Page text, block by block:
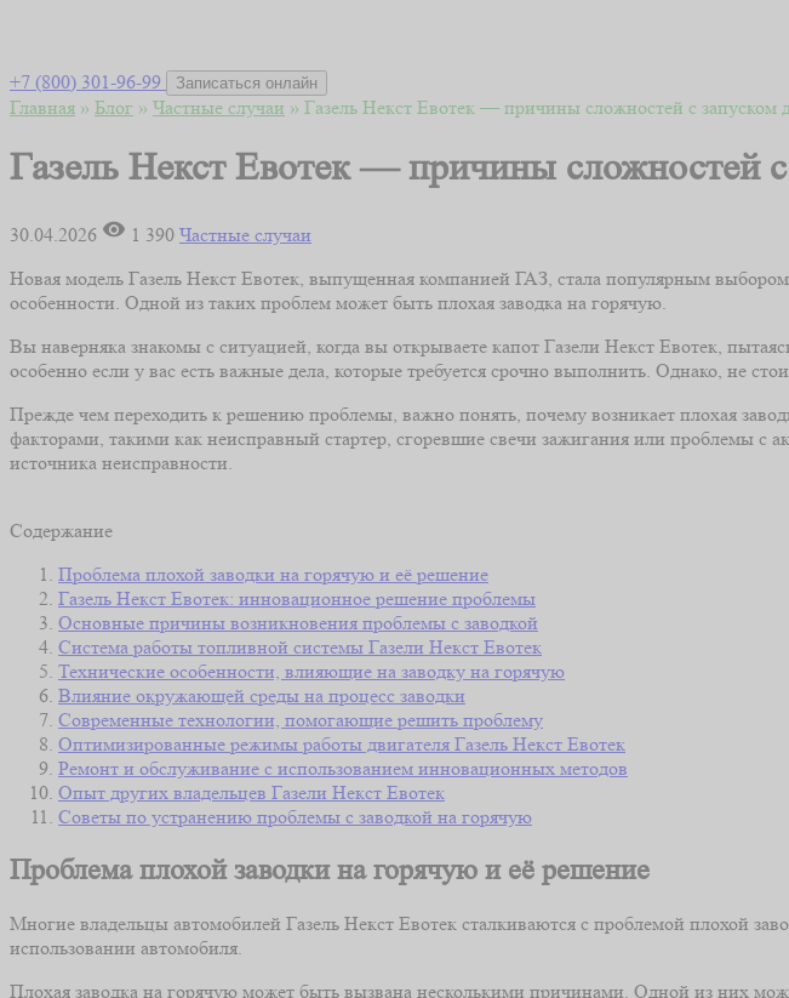
+7 (800) 301-96-99 Записаться онлайн
Главная » Блог » Частные случаи » Газель Некст Евотек — причины сложностей с запуском
Газель Некст Евотек — причины сложностей
30.04.2026 1 390 Частные случаи
Новая модель Газель Некст Евотек, выпущенная компанией ГАЗ, стала популярным
особенности. Одной из таких проблем может быть плохая заводка на горячую.
Вы наверняка знакомы с ситуацией, когда вы открываете капот Газели Некст Евотек,
особенно если у вас есть важные дела, которые требуется срочно выполнить. Однако, не
Прежде чем переходить к решению проблемы, важно понять, почему возникает плохая
факторами, такими как неисправный стартер, сгоревшие свечи зажигания или проблемы
источника неисправности.
Содержание
Проблема плохой заводки на горячую и её решение
Газель Некст Евотек: инновационное решение проблемы
Основные причины возникновения проблемы с заводкой
Система работы топливной системы Газели Некст Евотек
Технические особенности, влияющие на заводку на горячую
Влияние окружающей среды на процесс заводки
Современные технологии, помогающие решить проблему
Оптимизированные режимы работы двигателя Газель Некст Евотек
Ремонт и обслуживание с использованием инновационных методов
Опыт других владельцев Газели Некст Евотек
Советы по устранению проблемы с заводкой на горячую
Проблема плохой заводки на горячую и её решение
Многие владельцы автомобилей Газель Некст Евотек сталкиваются с проблемой плохой
использовании автомобиля.
Плохая заводка на горячую может быть вызвана несколькими причинами. Одной из них